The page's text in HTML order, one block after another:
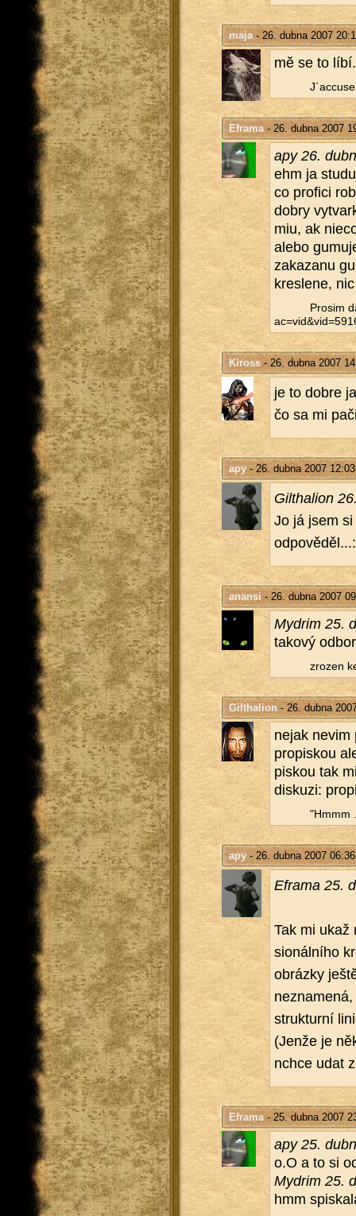
maja- 26. dubna 2007
mě se to
Eframa- 26. dubna 2007
apy 26.
ehm ja
co pro­fi­ci
dobry
miu, ak
alebo
za­ka­za­nu
kres­le­ne,
Pro­sim
Kiross- 26. dubna 2007
je to dobre
čo sa mi
apy- 26. dubna 2007 12:03
Gil­tha­li­on
Jo já jsem
anansi - 26. dubna 2007
Mydrim 25.
ta­ko­vý
zro­zen
Gilthalion - 26. dubna
nejak nevim
pro­piskou
piskou tak
dis­ku­zi:
"Hmmm
apy- 26. dubna 2007 06:36
Efra­ma 25.
Tak mi
si­o­nál­ní­ho
ob­ráz­ky
struk­tur­ní
(Jenže je
nchce udat
Eframa- 25. dubna 2007
apy 25.
o.O a to si
Mydrim 25.
hmm